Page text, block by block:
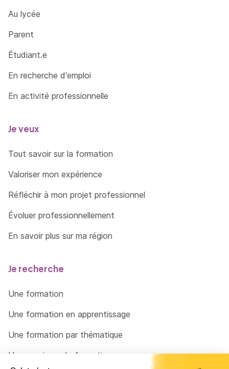
Au lycée
Parent
Étudiant.e
En recherche d'emploi
En activité professionnelle
Je veux
Tout savoir sur la formation
Valoriser mon expérience
Réfléchir à mon projet professionnel
Évoluer professionnellement
En savoir plus sur ma région
Je recherche
Une formation
Une formation en apprentissage
Une formation par thématique
Un organisme de formation